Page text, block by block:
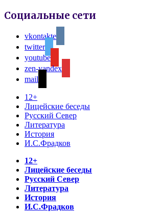
Социальные сети
vkontakte
twitter
youtube
zen-yandex
mail
12+
Лицейские беседы
Русский Север
Литература
История
И.С.Фрадков
12+
Лицейские беседы
Русский Север
Литература
История
И.С.Фрадков